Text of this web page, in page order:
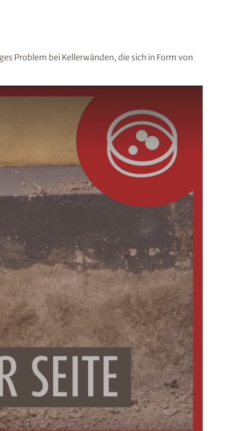
Problem bei Kellerwänden, die sich in Form von